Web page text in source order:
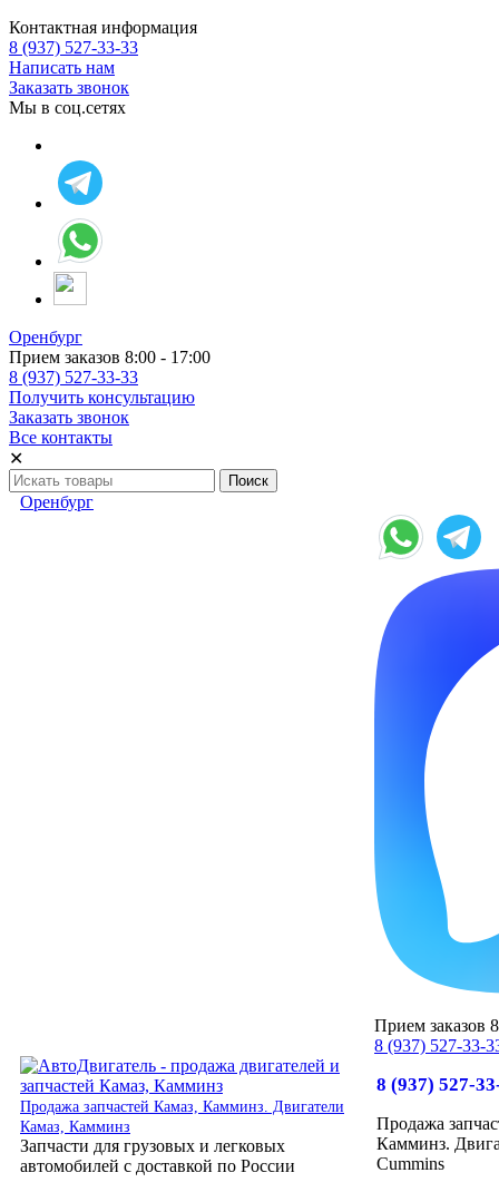
Контактная информация
8 (937) 527-33-33
Написать нам
Заказать звонок
Мы в соц.сетях
Оренбург
Прием заказов 8:00 - 17:00
8 (937) 527-33-33
Получить консультацию
Заказать звонок
Все контакты
✕
Оренбург
Прием заказов
8 (937) 527-33-
Продажа запчастей Камаз, Камминз. Двигатели
Камаз, Камминз
Запчасти для грузовых и легковых
автомобилей с доставкой по России
8 (937) 527-
Продажа
Камминз.
Cummins